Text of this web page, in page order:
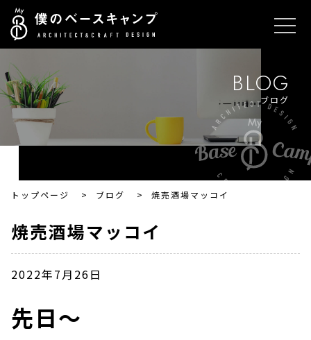
BLOG
ブログ
トップページ > ブログ > 焼売酒場マッコイ
焼売酒場マッコイ
2022年7月26日
先日～